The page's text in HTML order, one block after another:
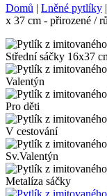
Domů | Lněné pytlíky |
x 37 cm - přirozené /